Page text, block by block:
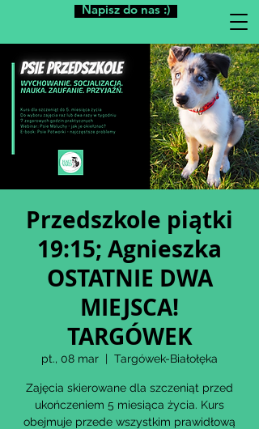
Napisz do nas :)
Przedszkole piątki
19:15; Agnieszka
OSTATNIE DWA
MIEJSCA!
TARGÓWEK
pt., 08 mar
  |
Targówek-Białołęka
Zajęcia skierowane dla szczeniąt przed
ukończeniem 5 miesiąca życia. Kurs
obejmuje przede wszystkim prawidłową